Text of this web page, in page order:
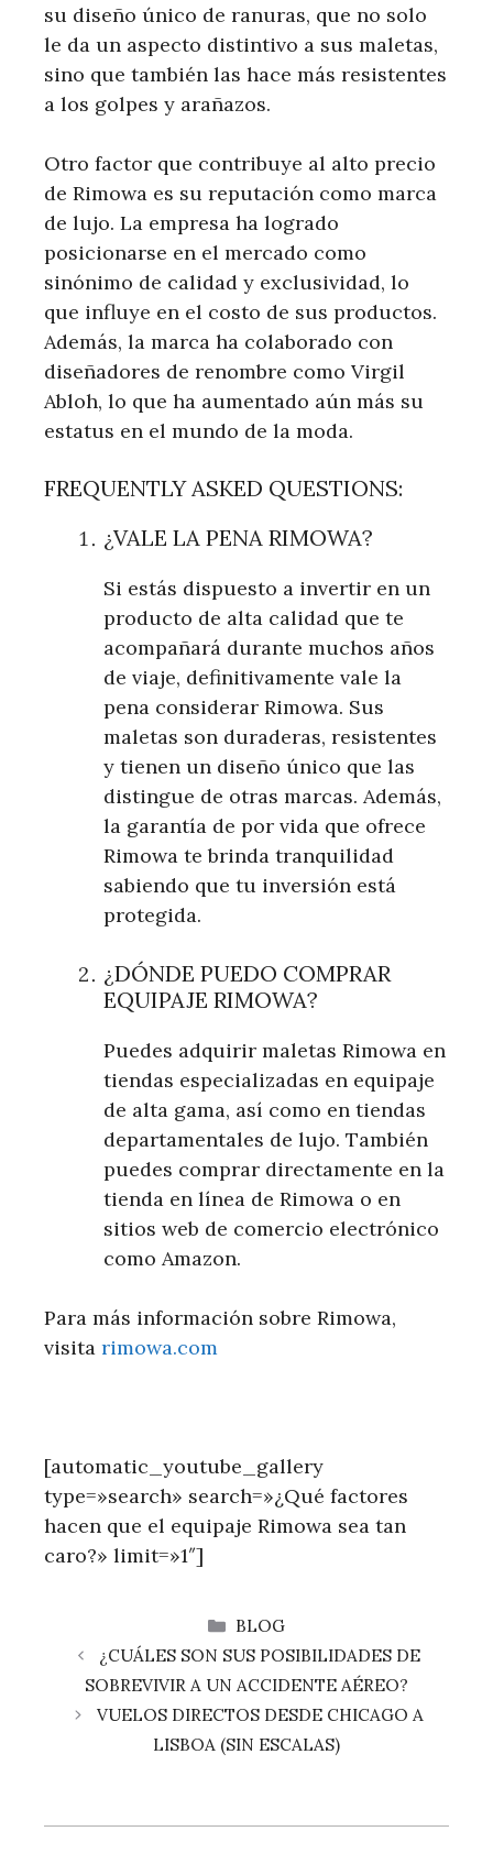
su diseño único de ranuras, que no solo
le da un aspecto distintivo a sus maletas,
sino que también las hace más resistentes
a los golpes y arañazos.
Otro factor que contribuye al alto precio
de Rimowa es su reputación como marca
de lujo. La empresa ha logrado
posicionarse en el mercado como
sinónimo de calidad y exclusividad, lo
que influye en el costo de sus productos.
Además, la marca ha colaborado con
diseñadores de renombre como Virgil
Abloh, lo que ha aumentado aún más su
estatus en el mundo de la moda.
FREQUENTLY ASKED QUESTIONS:
¿VALE LA PENA RIMOWA?
Si estás dispuesto a invertir en un
producto de alta calidad que te
acompañará durante muchos años
de viaje, definitivamente vale la
pena considerar Rimowa. Sus
maletas son duraderas, resistentes
y tienen un diseño único que las
distingue de otras marcas. Además,
la garantía de por vida que ofrece
Rimowa te brinda tranquilidad
sabiendo que tu inversión está
protegida.
¿DÓNDE PUEDO COMPRAR
EQUIPAJE RIMOWA?
Puedes adquirir maletas Rimowa en
tiendas especializadas en equipaje
de alta gama, así como en tiendas
departamentales de lujo. También
puedes comprar directamente en la
tienda en línea de Rimowa o en
sitios web de comercio electrónico
como Amazon.
Para más información sobre Rimowa,
visita rimowa.com
[automatic_youtube_gallery
type=»search» search=»¿Qué factores
hacen que el equipaje Rimowa sea tan
caro?» limit=»1″]
CATEGORÍAS
BLOG
¿CUÁLES SON SUS POSIBILIDADES DE
SOBREVIVIR A UN ACCIDENTE AÉREO?
VUELOS DIRECTOS DESDE CHICAGO A
LISBOA (SIN ESCALAS)